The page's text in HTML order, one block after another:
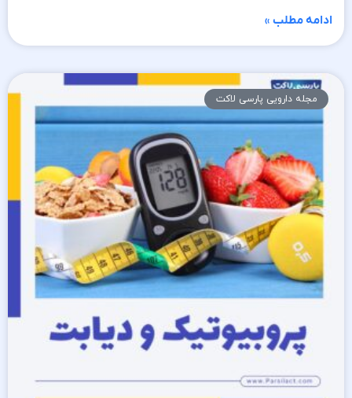
ادامه مطلب »
مجله دارویی پارسی لاکت